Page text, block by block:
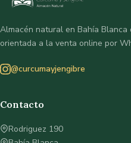
Almacén natural en Bahía
orientada a la venta online por
@curcumayjengibre
Contacto
Rodriguez 190